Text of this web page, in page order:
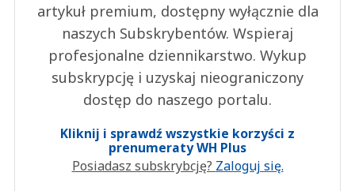
artykuł premium, dostępny wyłącznie dla
naszych Subskrybentów. Wspieraj
profesjonalne dziennikarstwo. Wykup
subskrypcję i uzyskaj nieograniczony
dostęp do naszego portalu.
Kliknij i sprawdź wszystkie korzyści z
prenumeraty WH Plus
Posiadasz subskrybcję? Zaloguj się.